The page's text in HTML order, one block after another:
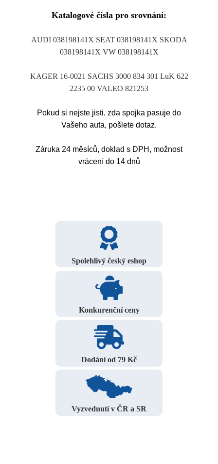
Katalogové čísla pro srovnání:
AUDI 038198141X SEAT 038198141X SKODA
038198141X VW 038198141X
KAGER 16-0021 SACHS 3000 834 301 LuK 622
2235 00 VALEO 821253
Pokud si nejste jisti, zda spojka pasuje do
Vašeho auta, pošlete dotaz.
Záruka 24 měsíců, doklad s DPH, možnost
vrácení do 14 dnů
Spolehlivý český eshop
Konkurenční ceny
Dodání od 79 Kč
Vyzvednutí v ČR a SR